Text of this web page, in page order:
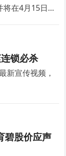
将在4月15日…
锁必杀
新宣传视频，
碧股价应声